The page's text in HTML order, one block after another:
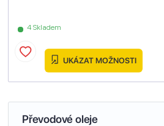
4 Skladem
UKÁZAT MOŽNOSTI
Převodové oleje